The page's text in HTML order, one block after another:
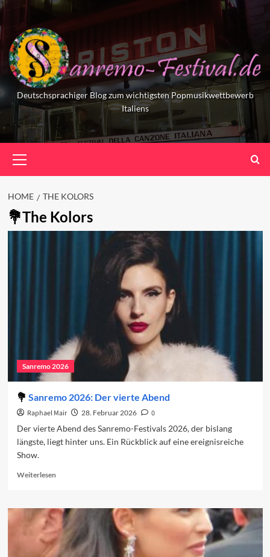
Skip
to
content
Deutschsprachiger Blog zum wichtigsten Popmusikwettbewerb
Italiens
Menu
HOME THE KOLORS
The Kolors
Sanremo 2026
Sanremo 2026: Der vierte Abend
Raphael Mair 28. Februar 2026
0
Der vierte Abend des Sanremo-Festivals 2026, der bislang
längste, liegt hinter uns. Ein Rückblick auf eine ereignisreiche
Show.
WeiterlesenRead
Sanremo
2026:
Der
vierte
Abend